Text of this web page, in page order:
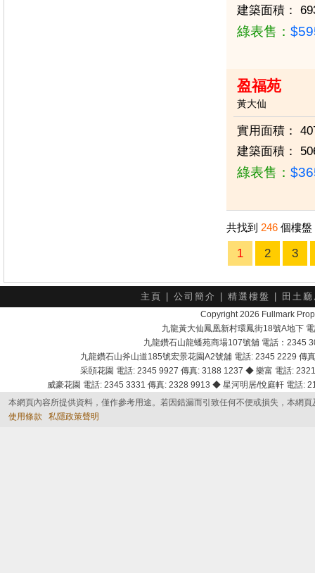
建築面積：
綠表售：
盈福苑
黃大仙
實用面積：
建築面積：
綠表售：
共找到 246 個樓盤
1 2 3
主頁 公司簡介 精選樓盤 田土
Copyright 2026 Fullmark
九龍黃大仙鳳凰新村環鳳街18號A地下
九龍鑽石山龍蟠苑商場107號舖 電話：2345
九龍鑽石山斧山道185號宏景花園A2號舖 電話: 2345 2229
采頣花園 電話: 2345 9927 傳真: 3188 1237 ◆ 樂富 電話:
威豪花園 電話: 2345 3331 傳真: 2328 9913 ◆ 星河明居/悅庭軒 電話
本網頁內容所提供資料，僅作參考用途。若因錯漏而引致任何不便或損失，本網
使用條款
私隱政策聲明